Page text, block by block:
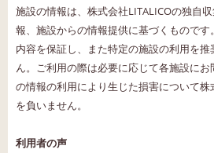
施設の情報は、株式会社LITALICOの独自
報、施設からの情報提供に基づくものです
内容を保証し、また特定の施設の利用を
ん。ご利用の際は必要に応じて各施設に
の情報の利用により生じた損害について株
を負いません。
利用者の声